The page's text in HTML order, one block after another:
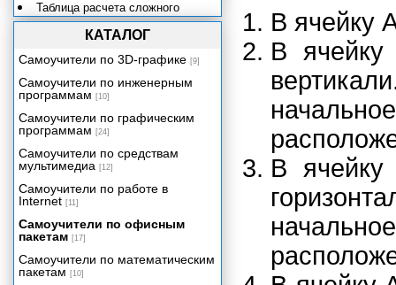
В ячейку
В
В ячейку
Таблица расчета сложного
процента на сумму вклада
Модуль расчета сложного
процента на сумму вклада
Создание табличной базы
данных сотрудников
Должностные оклады и премии
Написание числовых данных
прописью
Электронный табель учета
рабочего времени
Учет и налогообложение доходов
физических лиц
Учет доходов и расходов в быту и
Функции рабочего листа
КАТАЛОГ
Самоучители по 3D-графике [9]
Самоучители по инженерным
программам [10]
Самоучители по графическим
программам [24]
Самоучители по средствам
мультимедиа [12]
Самоучители по работе в
Internet [11]
Самоучители по офисным
пакетам [17]
Самоучители по математическим
пакетам [10]